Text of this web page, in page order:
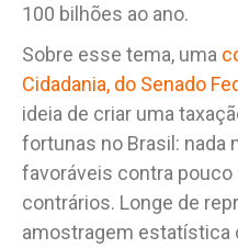
100 bilhões ao ano.
Sobre esse tema, uma
Cidadania, do Senado
ideia de criar uma
fortunas no Brasil: nada
favoráveis contra
contrários. Longe de
amostragem estatística